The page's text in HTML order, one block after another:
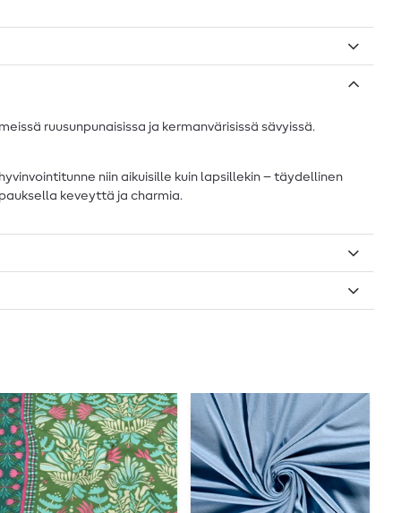
ruusunpunaisissa ja kermanvärisissä sävyissä.
niin aikuisille kuin lapsillekin – täydellinen
keveyttä ja charmia.